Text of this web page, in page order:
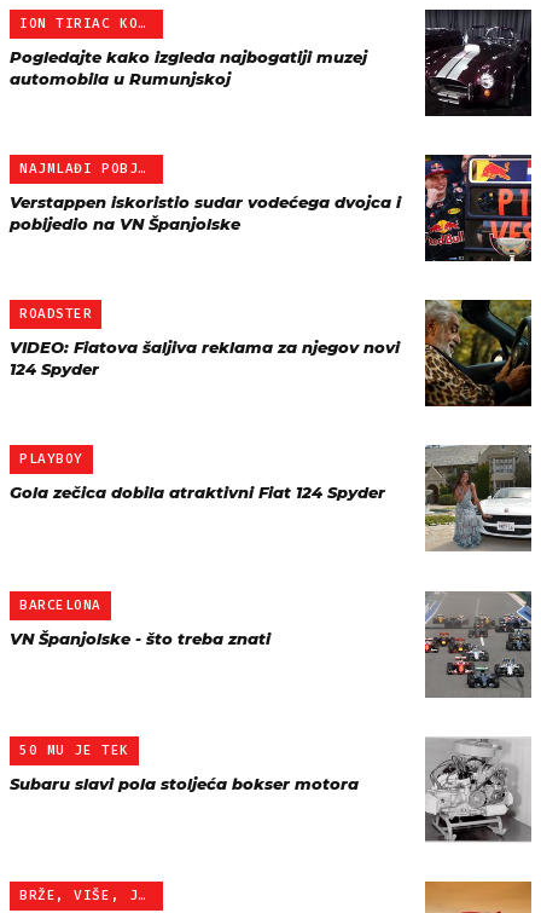
ION TIRIAC KOLEKCIJA
Pogledajte kako izgleda najbogatiji muzej
automobila u Rumunjskoj
NAJMLAĐI POBJEDNIK U POV…
Verstappen iskoristio sudar vodećega dvojca i
pobijedio na VN Španjolske
ROADSTER
VIDEO: Fiatova šaljiva reklama za njegov novi
124 Spyder
PLAYBOY
Gola zečica dobila atraktivni Fiat 124 Spyder
BARCELONA
VN Španjolske - što treba znati
50 MU JE TEK
Subaru slavi pola stoljeća bokser motora
BRŽE, VIŠE, JAČE